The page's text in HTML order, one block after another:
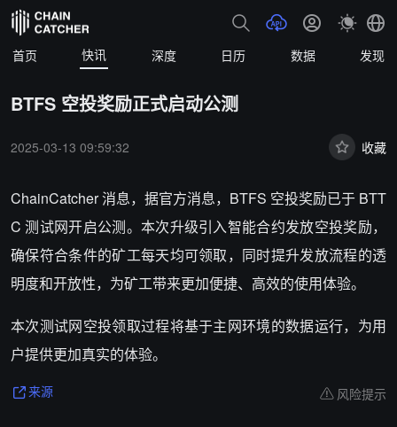
首页 快讯 深度 日历 数据 发现
BTFS 空投奖励正式启动公测
2025-03-13 09:59:32 收藏
ChainCatcher 消息， 据官方消息，BTFS 空投奖励已于 BTT
C 测试网开启公测。本次升级引入智能合约发放空投奖励，
确保符合条件的矿工每天均可领取，同时提升发放流程的透
明度和开放性，为矿工带来更加便捷、高效的使用体验。
本次测试网空投领取过程将基于主网环境的数据运行，为用
户提供更加真实的体验。
来源 风险提示